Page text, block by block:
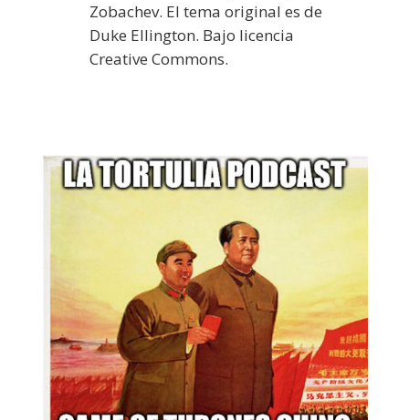
Zobachev. El tema original es de
Duke Ellington. Bajo licencia
Creative Commons.